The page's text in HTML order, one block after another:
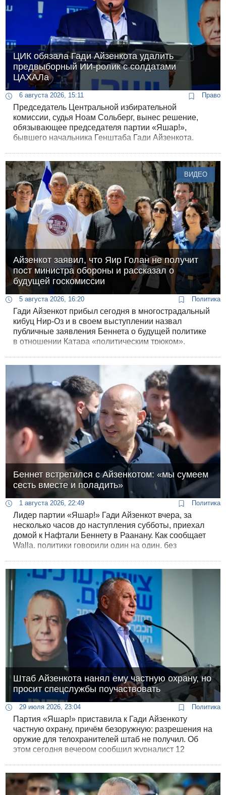
ЦИК обязала Гади Айзенкота удалить
предвыборный ИИ-ролик с солдатами
ЦАХАЛа
6 августа 2026, 15:11 Право
Председатель Центральной избирательной
комиссии, судья Ноам Сольберг, вынес решение,
обязывающее председателя партии «Яшар!»,
бывшего начальника Генштаба Гади Айзенкота,
запрета стало использование в агитационном
материале сгенерированных искусственным
интеллектом образов израильских военнослужащих.
ВИДЕО
Айзенкот заявил, что Яир Голан не получит
пост министра обороны и рассказал о
будущей госкомиссии
5 августа 2026, 16:20 Политика
Гади Айзенкот прибыл сегодня в многострадальный
кибуц Нир-Оз и в своем выступлении назвал
публичные заявления Беннета о будущей политике
в отношении Катара «политическим трюком».
Беннет встретился с Айзенкотом: «мы сумеем
сесть вместе и поладить»
1 августа 2026, 22:49 Политика
Лидер партии «Яшар!» Гади Айзенкот вчера, за
несколько часов до наступления субботы, приехал
домой к Нафтали Беннету в Раанану. Как сообщает
Walla, политики говорили один на один, без
Штаб Айзенкота нанял ему частную охрану, но
просит спецслужбы поучаствовать
29 июля 2026, 23:04 Политика
Партия «Яшар!» приставила к Гади Айзенкоту
частную охрану, причём безоружную: разрешения на
оружие для телохранителей штаб не получил. Об
этом сегодня вечером сообщил журналист 12
ШАБАКа и полиции.